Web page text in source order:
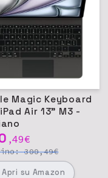
Magic Keyboard
Air 13" M3 -
,49€
300,49€
Apri su Amazon